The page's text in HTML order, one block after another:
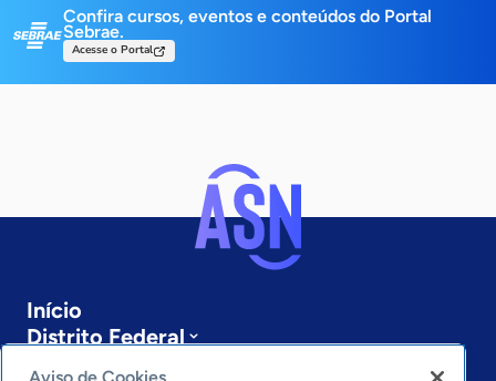
Confira cursos, eventos e conteúdos do Portal
Sebrae.
Acesse o Portal
Início
Distrito Federal
Sobre a ASN